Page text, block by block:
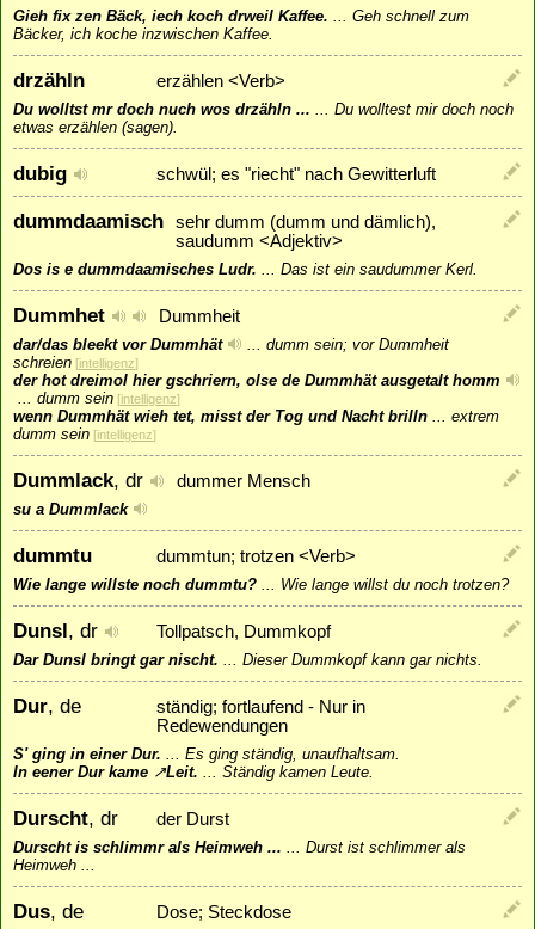
Gieh fix zen Bäck, iech koch drweil Kaffee.
Geh schnell zum
Bäcker, ich koche inzwischen Kaffee.
drzähln erzählen <Verb>
Du wolltst mr doch nuch wos drzähln ...
Du wolltest mir doch noch
etwas erzählen (sagen).
dubig schwül; es "riecht" nach Gewitterluft
dummdaamisch
sehr dumm (dumm und dämlich),
saudumm <Adjektiv>
Dos is e dummdaamisches Ludr. Das ist ein saudummer Kerl.
Dummhet Dummheit
dar/das bleekt vor Dummhät
dumm sein; vor Dummheit
schreien [intelligenz]
der hot dreimol hier gschriern, olse de Dummhät ausgetalt homm
dumm sein [intelligenz]
wenn Dummhät wieh tet, misst der Tog und Nacht brilln
extrem
dumm sein [intelligenz]
Dummlack, dr dummer Mensch
su a Dummlack
dummtu dummtun; trotzen <Verb>
Wie lange willste noch dummtu? Wie lange willst du noch trotzen?
Dunsl, dr Tollpatsch, Dummkopf
Dar Dunsl bringt gar nischt. Dieser Dummkopf kann gar nichts.
Dur, de
ständig; fortlaufend - Nur in
Redewendungen
S' ging in einer Dur.
Es ging ständig, unaufhaltsam.
In eener Dur kame ↗Leit. Ständig kamen Leute.
Durscht, dr der Durst
Durscht is schlimmr als Heimweh ...
Durst ist schlimmer als
Heimweh ...
Dus, de Dose; Steckdose